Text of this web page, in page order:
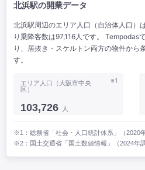
北浜駅の開業データ
北浜駅周辺のエリア人口（自治体人口）
り乗降客数は97,116人です。 Tempodas
り、居抜き・スケルトン両方の物件から
す。
※1
エリア人口（大阪市中央
区）
103,726 人
※1：総務省「社会・人口統計体系」（2020
※2：国土交通省「国土数値情報」（2024年